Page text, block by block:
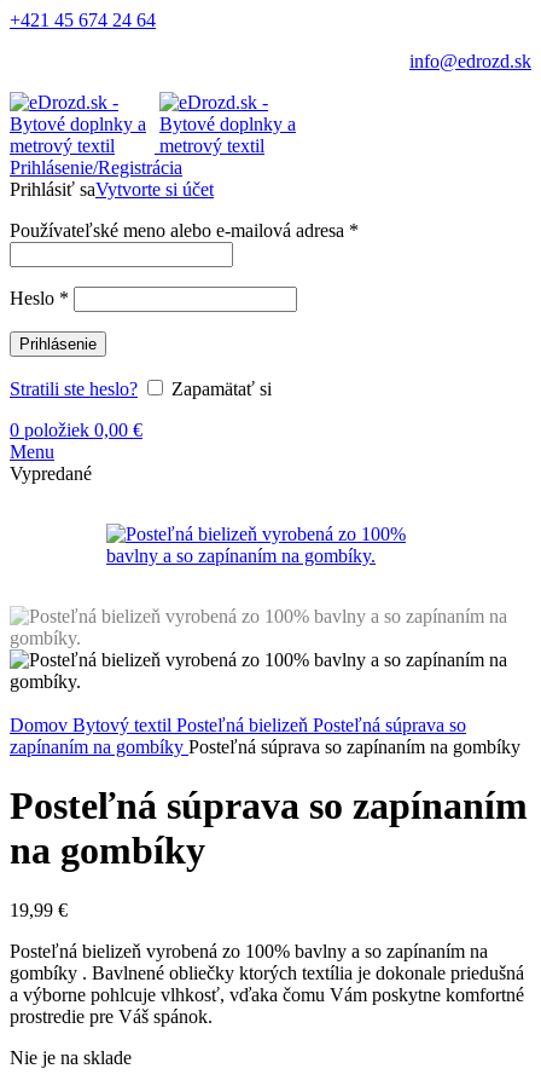
+421 45 674 24 64
info@edrozd.sk
Prihlásenie/Registrácia
Prihlásiť saVytvorte si účet
Používateľské meno alebo e-mailová adresa *
Heslo *
Prihlásenie
Stratili ste heslo?
Zapamätať si
0 položiek 0,00 €
Menu
Vypredané
Domov Bytový textil Posteľná bielizeň Posteľná súprava so
zapínaním na gombíky Posteľná súprava so zapínaním na gombíky
Posteľná súprava so zapínaním
na gombíky
19,99 €
Posteľná bielizeň vyrobená zo 100% bavlny a so zapínaním na
gombíky . Bavlnené obliečky ktorých textília je dokonale priedušná
a výborne pohlcuje vlhkosť, vďaka čomu Vám poskytne komfortné
prostredie pre Váš spánok.
Nie je na sklade